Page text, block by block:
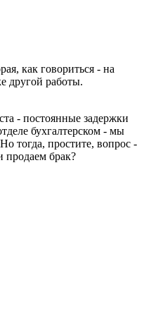
как говориться - на
другой работы.
- постоянные задержки
бухгалтерском - мы
тогда, простите, вопрос -
продаем брак?